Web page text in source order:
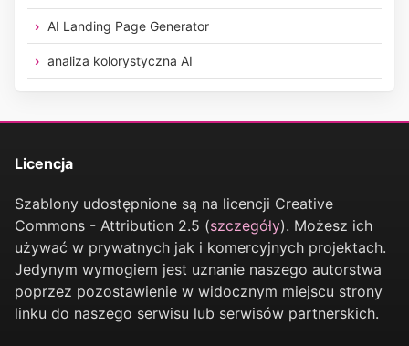
AI Landing Page Generator
analiza kolorystyczna AI
Licencja
Szablony udostępnione są na licencji Creative
Commons - Attribution 2.5 (szczegóły). Możesz ich
używać w prywatnych jak i komercyjnych projektach.
Jedynym wymogiem jest uznanie naszego autorstwa
poprzez pozostawienie w widocznym miejscu strony
linku do naszego serwisu lub serwisów partnerskich.